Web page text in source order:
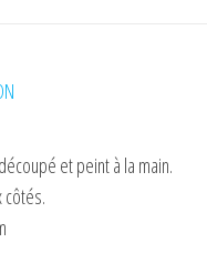
et peint à la main.
côtés.